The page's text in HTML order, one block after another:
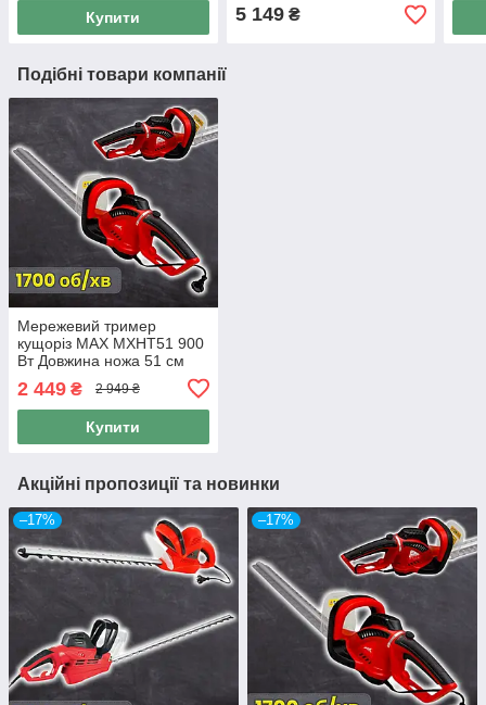
Купити 5 149₴
Подібні товари компанії
Мережевий тример
кущоріз MAX MXHT51 900
Вт Довжина ножа 51 см
2 449 ₴ 2 949 ₴
Купити
Акційні пропозиції та новинки
–17% –17%